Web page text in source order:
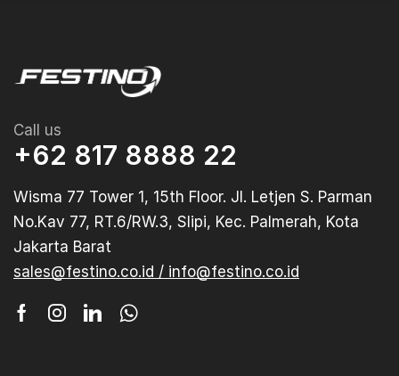
Call us
+62 817 8888 22
Wisma 77 Tower 1, 15th Floor. Jl. Letjen S. Parman
No.Kav 77, RT.6/RW.3, Slipi, Kec. Palmerah, Kota
Jakarta Barat
sales@festino.co.id / info@festino.co.id